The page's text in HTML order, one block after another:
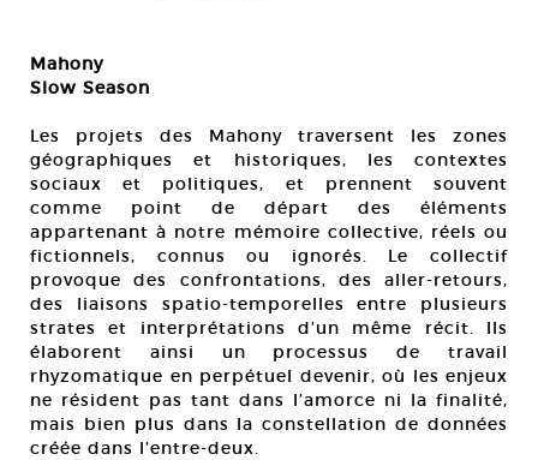
Mahony
Slow Season
Les projets des Mahony traversent les zones
géographiques et historiques, les contextes
sociaux et politiques, et prennent souvent
comme point de départ des éléments
appartenant à notre mémoire collective, réels ou
fictionnels, connus ou ignorés. Le collectif
provoque des confrontations, des aller-retours,
des liaisons spatio-temporelles entre plusieurs
strates et interprétations d’un même récit. Ils
élaborent ainsi un processus de travail
rhyzomatique en perpétuel devenir, où les enjeux
ne résident pas tant dans l’amorce ni la finalité,
mais bien plus dans la constellation de données
créée dans l’entre-deux.